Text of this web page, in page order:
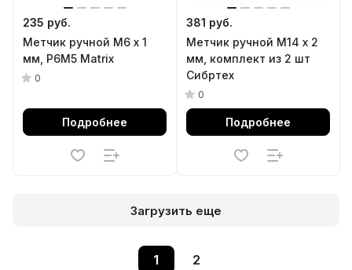
235 руб.
Метчик ручной М6 х 1
мм, Р6М5 Matrix
0
Подробнее
381 руб.
Метчик ручной М14 х 2
мм, комплект из 2 шт
Сибртех
0
Подробнее
Загрузить еще
1 2